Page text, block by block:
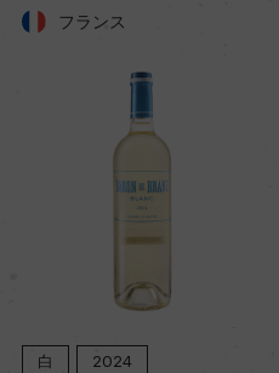
砂を含む粘土ローム質
品質分類・原産地呼称
P.D.O.イングリッシュ
入数
フランス
白 2024